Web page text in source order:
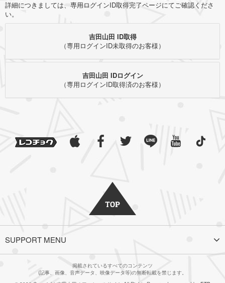
詳細につきましては、専用ログインID取得完了ページにてご確認くださ
い。
吉田山田 ID取得
（専用ログインID未取得のお客様）
吉田山田 IDログイン
（専用ログインID取得済のお客様）
SUPPORT MENU
掲載されているすべてのコンテンツ
(記事、画像、音声データ、映像データ等)の無断転載を禁じます。